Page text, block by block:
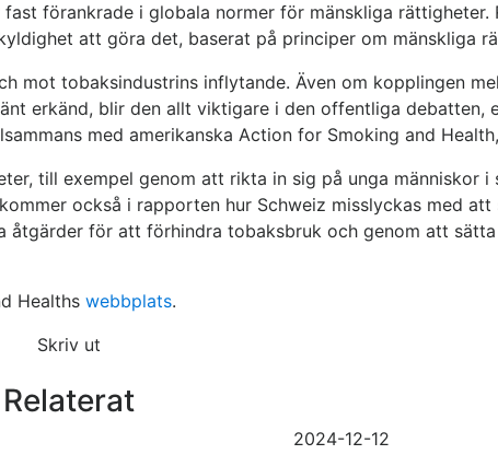
förankrade i globala normer för mänskliga rättigheter.
att göra det, baserat på principer om mänskliga
mot tobaksindustrins inflytande. Även om kopplingen
erkänd, blir den allt viktigare i den offentliga debatten,
med amerikanska Action for Smoking and
till exempel genom att rikta in sig på unga människor i
också i rapporten hur Schweiz misslyckas med att
för att förhindra tobaksbruk och genom att
Healths webbplats.
Skriv ut
Relaterat
2024-12-12